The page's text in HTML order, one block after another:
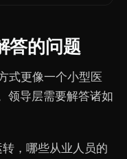
答的问题
式更像一个小型医
领导层需要解答诸如
，哪些从业人员的